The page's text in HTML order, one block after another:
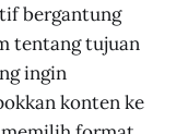
bergantung
tentang tujuan
ingin
konten ke